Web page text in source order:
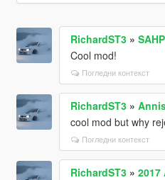
RichardST3»
Cool mod!
Погледни контекст
RichardST3»
cool mod but why
Погледни контекст
RichardST3» 2017